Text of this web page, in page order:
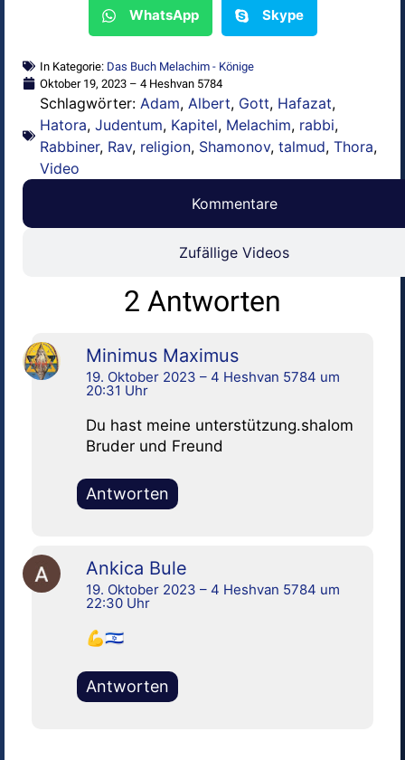
WhatsApp Skype
In Kategorie: Das Buch Melachim - Könige
Oktober 19, 2023 – 4 Heshvan 5784
Schlagwörter: Adam, Albert, Gott, Hafazat,
Hatora, Judentum, Kapitel, Melachim, rabbi,
Rabbiner, Rav, religion, Shamonov, talmud, Thora,
Video
Kommentare
Zufällige Videos
2 Antworten
Minimus Maximus
19. Oktober 2023 – 4 Heshvan 5784 um
20:31 Uhr
Du hast meine unterstützung.shalom
Bruder und Freund
Antworten
Ankica Bule
19. Oktober 2023 – 4 Heshvan 5784 um
22:30 Uhr
💪🇮🇱
Antworten